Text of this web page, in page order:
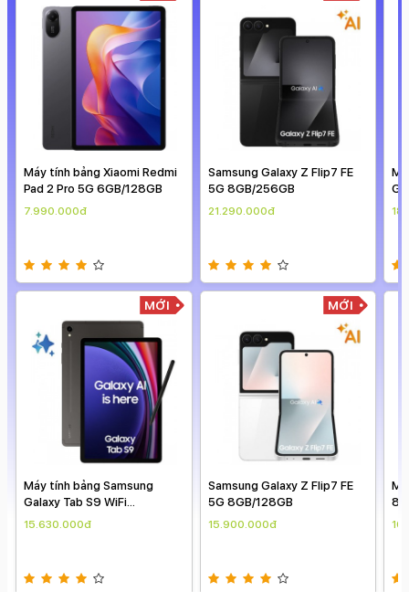
Máy tính bảng Xiaomi Redmi
Pad 2 Pro 5G 6GB/128GB
7.990.000đ
MỚI
Máy tính bảng Samsung
Galaxy Tab S9 WiFi
8GB/128GB
15.630.000đ
Samsung Galaxy Z Flip7 FE
5G 8GB/256GB
21.290.000đ
MỚI
Samsung Galaxy Z Flip7 FE
5G 8GB/128GB
15.900.000đ